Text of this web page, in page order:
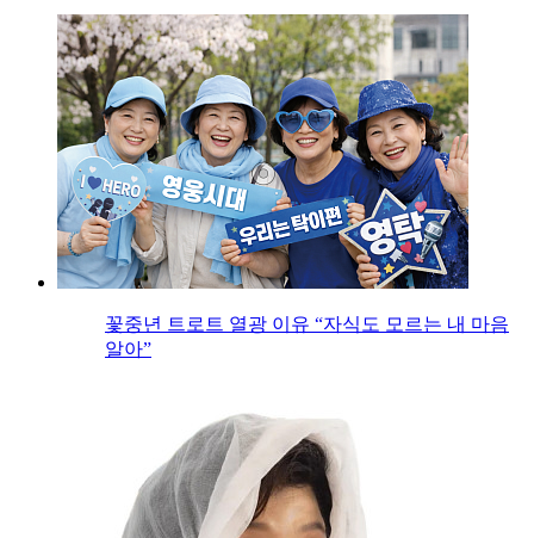
꽃중년 트로트 열광 이유 “자식도 모르는 내 마음
알아”